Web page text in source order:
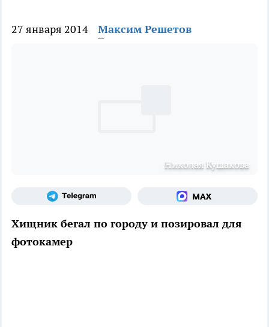
27 января 2014 Максим Решетов
Николая Кушакова
Хищник бегал по городу и позировал для
фотокамер